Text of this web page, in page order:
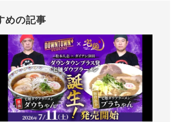
めの記事